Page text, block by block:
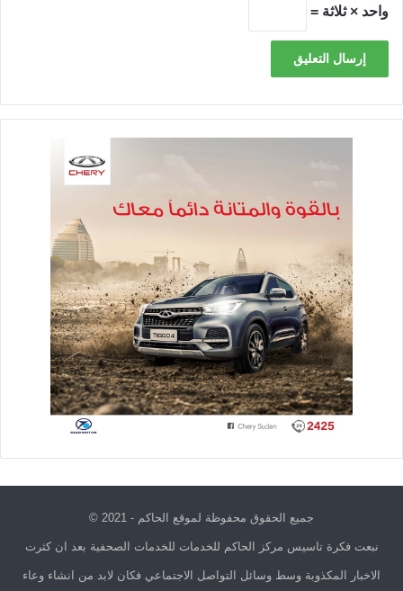
واحد × ثلاثة =
جميع الحقوق محفوظة لموقع الحاكم - 2021 ©
نبعت فكرة تاسيس مركز الحاكم للخدمات للخدمات الصحفية بعد ان كثرت
الاخبار المكذوبة وسط وسائل التواصل الاجتماعي فكان لابد من انشاء وعاء